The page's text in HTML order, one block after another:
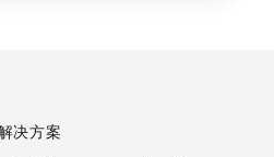
决方案